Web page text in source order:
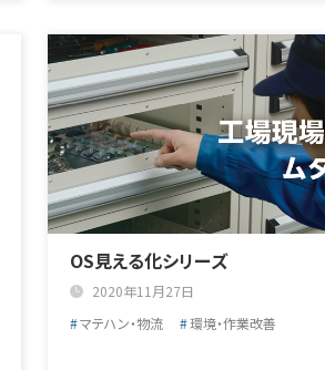
OS見える化シリーズ
2020年11月27日
マテハン・物流
環境・作業改善